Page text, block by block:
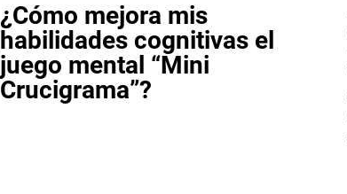
¿Cómo mejora mis
habilidades cognitivas el
juego mental “Mini
Crucigrama”?